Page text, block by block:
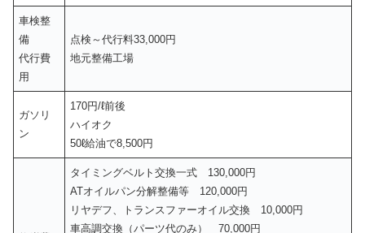
車検整
備
代行費
用
点検～代行料33,000円
地元整備工場
ガソリ
ン
170円/ℓ前後
ハイオク
50ℓ給油で8,500円
タイミングベルト交換一式 130,000円
ATオイルパン分解整備等 120,000円
リヤデフ、トランスファーオイル交換 10,000円
車高調交換（パーツ代のみ） 70,000円